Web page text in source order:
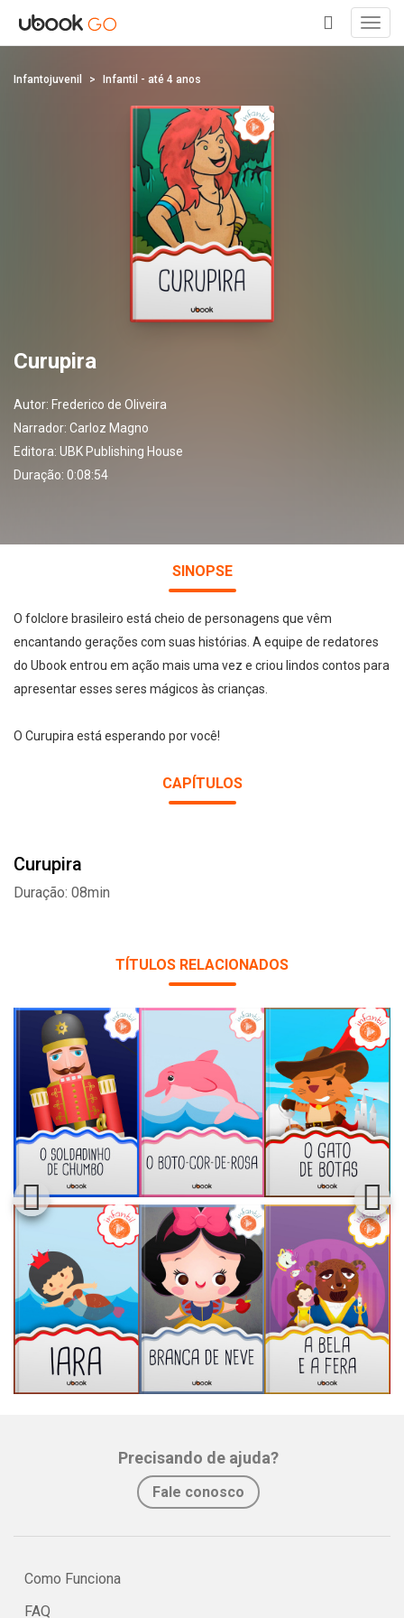
Infantojuvenil Infantil - até 4 anos
Curupira
Autor: Frederico de Oliveira
Narrador: Carloz Magno
Editora: UBK Publishing House
Duração: 0:08:54
SINOPSE
O folclore brasileiro está cheio de personagens que vêm
encantando gerações com suas histórias. A equipe de redatores
do Ubook entrou em ação mais uma vez e criou lindos contos para
apresentar esses seres mágicos às crianças.
O Curupira está esperando por você!
CAPÍTULOS
Curupira
Duração: 08min
TÍTULOS RELACIONADOS
Precisando de ajuda?
Fale conosco
Como Funciona
FAQ